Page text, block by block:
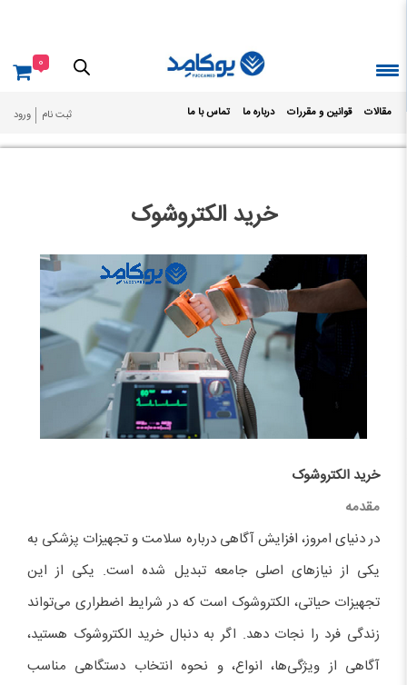
مقالات قوانین و مقررات درباره ما تماس با ما ثبت نام ورود
0
خرید الکتروشوک
خرید الکتروشوک
مقدمه
در دنیای امروز، افزایش آگاهی درباره سلامت و تجهیزات پزشکی به
یکی از نیازهای اصلی جامعه تبدیل شده است. یکی از این
تجهیزات حیاتی، الکتروشوک است که در شرایط اضطراری می‌تواند
زندگی فرد را نجات دهد. اگر به دنبال خرید الکتروشوک هستید،
آگاهی از ویژگی‌ها، انواع، و نحوه انتخاب دستگاهی مناسب